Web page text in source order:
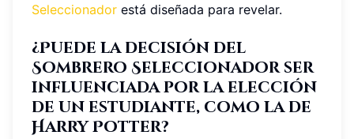
Seleccionador está diseñada para revelar.
¿Puede la decisión del
Sombrero Seleccionador ser
influenciada por la elección
de un estudiante, como la de
Harry Potter?